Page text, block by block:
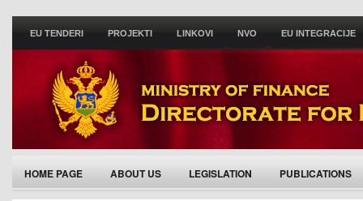
EU TENDERI PROJEKTI LINKOVI NVO EU INTEGRACIJE
HOME PAGE ABOUT US LEGISLATION PUBLICATIONS